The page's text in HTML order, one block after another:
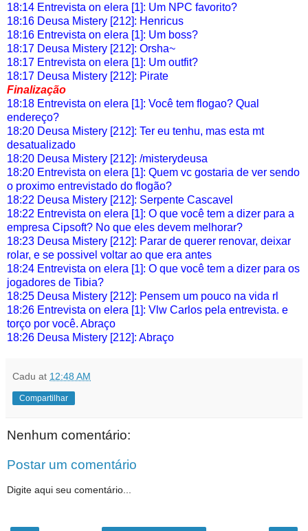
18:14 Entrevista on elera [1]: Um NPC favorito?
18:16 Deusa Mistery [212]: Henricus
18:16 Entrevista on elera [1]: Um boss?
18:17 Deusa Mistery [212]: Orsha~
18:17 Entrevista on elera [1]: Um outfit?
18:17 Deusa Mistery [212]: Pirate
Finalização
18:18 Entrevista on elera [1]: Você tem flogao? Qual
endereço?
18:20 Deusa Mistery [212]: Ter eu tenhu, mas esta mt
desatualizado
18:20 Deusa Mistery [212]: /misterydeusa
18:20 Entrevista on elera [1]: Quem vc gostaria de ver sendo
o proximo entrevistado do flogão?
18:22 Deusa Mistery [212]: Serpente Cascavel
18:22 Entrevista on elera [1]: O que você tem a dizer para a
empresa Cipsoft? No que eles devem melhorar?
18:23 Deusa Mistery [212]: Parar de querer renovar, deixar
rolar, e se possivel voltar ao que era antes
18:24 Entrevista on elera [1]: O que você tem a dizer para os
jogadores de Tibia?
18:25 Deusa Mistery [212]: Pensem um pouco na vida rl
18:26 Entrevista on elera [1]: Vlw Carlos pela entrevista. e
torço por você. Abraço
18:26 Deusa Mistery [212]: Abraço
Cadu at 12:48 AM
Compartilhar
Nenhum comentário:
Postar um comentário
Digite aqui seu comentário...